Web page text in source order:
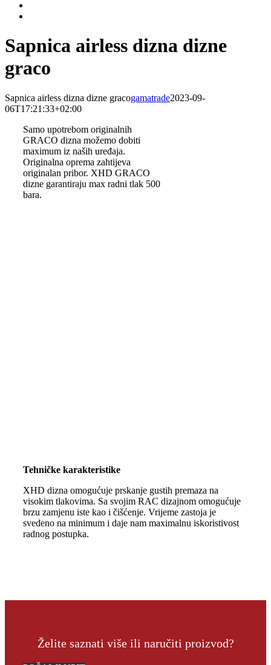
Sapnica airless dizna dizne
graco
Sapnica airless dizna dizne gracogamatrade2023-09-
06T17:21:33+02:00
Samo upotrebom originalnih
GRACO dizna možemo dobiti
maximum iz naših uređaja.
Originalna oprema zahtijeva
originalan pribor. XHD GRACO
dizne garantiraju max radni tlak 500
bara.
Tehničke karakteristike
XHD dizna omogućuje prskanje gustih premaza na
visokim tlakovima. Sa svojim RAC dizajnom omogućuje
brzu zamjenu iste kao i čišćenje. Vrijeme zastoja je
svedeno na minimum i daje nam maximalnu iskoristivost
radnog postupka.
Želite saznati više ili naručiti proizvod?